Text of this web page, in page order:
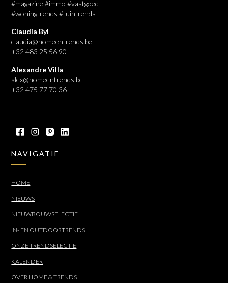
#magazine #immo #vastgoed
#woningtrends #tuintrends
Claudia Byl
claudia@homeentrends.be
+32 483 25 56 90
Alexandre Villa
alex@homeentrends.be
+32 475 77 70 36
NAVIGATIE
HOME
NIEUWS
NIEUWBOUWSELECTIE
IN- EN OUTDOORTRENDS
ONZE TRENDSELECTIE
KALENDER
OVER HOME & TRENDS